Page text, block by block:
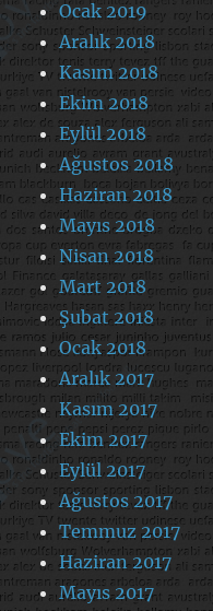
Ocak 2019
Aralık 2018
Kasım 2018
Ekim 2018
Eylül 2018
Ağustos 2018
Haziran 2018
Mayıs 2018
Nisan 2018
Mart 2018
Şubat 2018
Ocak 2018
Aralık 2017
Kasım 2017
Ekim 2017
Eylül 2017
Ağustos 2017
Temmuz 2017
Haziran 2017
Mayıs 2017